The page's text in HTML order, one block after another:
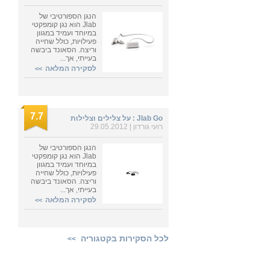
הנגן הספורטיבי של
Jlab הוא נגן קומפקטי
במיוחד ועמיד במגוון
פעילויות, כולל שחייה
וריצה. הסאונד ביבשה
בעייתי, אך...
לסקירה המלאה >>
Jlab Go : על צלילים וצלילות
רועי גורדון | 29.05.2012
7.7
הנגן הספורטיבי של
Jlab הוא נגן קומפקטי
במיוחד ועמיד במגוון
פעילויות, כולל שחייה
וריצה. הסאונד ביבשה
בעייתי, אך...
לסקירה המלאה >>
לכל הסקירות בקטגוריה >>